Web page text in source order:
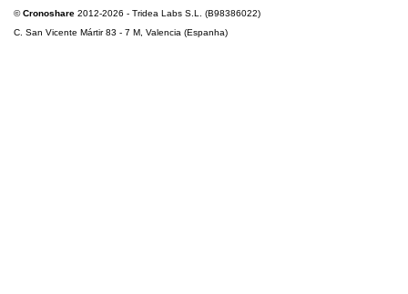
©Cronoshare 2012-2026 - Tridea Labs S.L. (B98386022)
C. San Vicente Mártir 83 - 7 M, Valencia (Espanha)